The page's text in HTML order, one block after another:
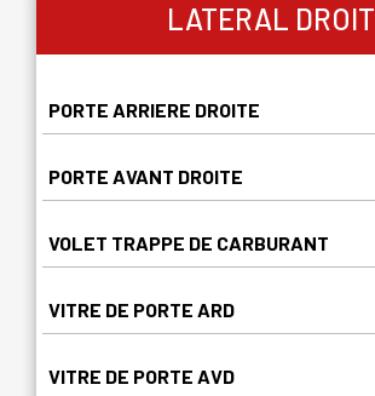
LATERAL DROIT
PORTE ARRIERE DROITE
PORTE AVANT DROITE
VOLET TRAPPE DE CARBURANT
VITRE DE PORTE ARD
VITRE DE PORTE AVD